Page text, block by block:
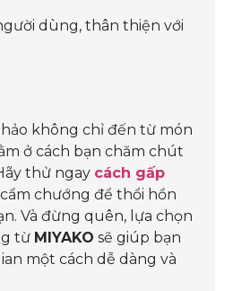
dùng, thân thiện với
không chỉ đến từ món
ở cách bạn chăm chút
thử ngay cách gấp
chướng để thổi hồn
Và đừng quên, lựa chọn
từ MIYAKO sẽ giúp bạn
một cách dễ dàng và